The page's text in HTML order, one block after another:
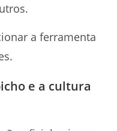
a ferramenta
e a cultura